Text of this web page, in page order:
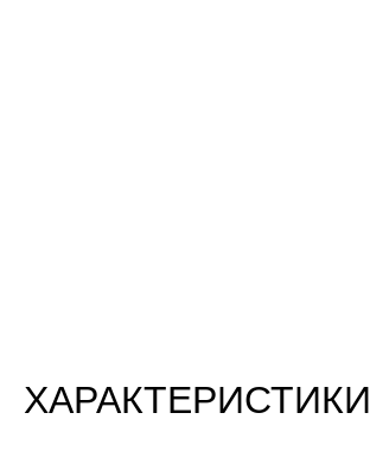
ХАРАКТЕРИСТИКИ